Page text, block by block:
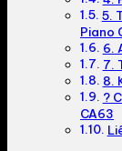
5.
Piano
6.
7.
8.
?
CA63